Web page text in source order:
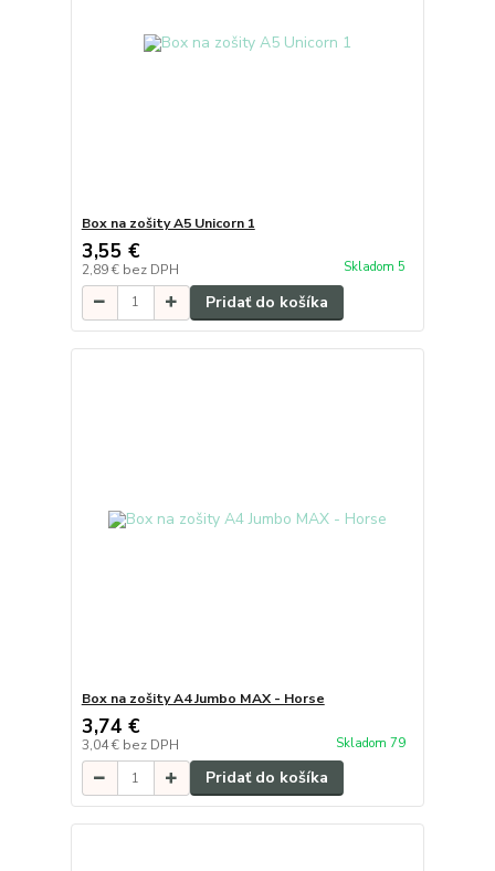
Box na zošity A5 Unicorn 1
3,55 €
2,89 € bez DPH Skladom 5
Pridať do košíka
Box na zošity A4 Jumbo MAX - Horse
3,74 €
3,04 € bez DPH Skladom 79
Pridať do košíka